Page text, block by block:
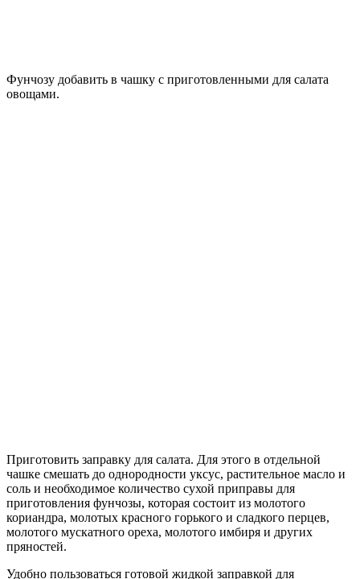
Фунчозу добавить в чашку с приготовленными для салата
овощами.
Приготовить заправку для салата. Для этого в отдельной
чашке смешать до однородности уксус, растительное масло и
соль и необходимое количество сухой приправы для
приготовления фунчозы, которая состоит из молотого
кориандра, молотых красного горького и сладкого перцев,
молотого мускатного ореха, молотого имбиря и других
пряностей.
Удобно пользоваться готовой жидкой заправкой для